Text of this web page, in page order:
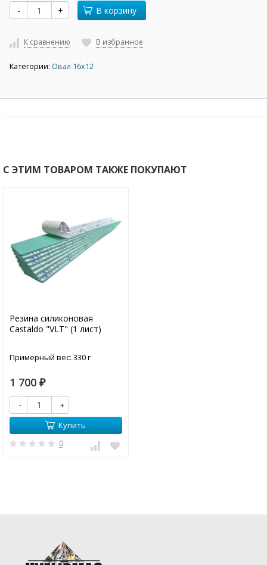
- + В корзину
К сравнению В избранное
Категории: Овал 16х12
С ЭТИМ ТОВАРОМ ТАКЖЕ ПОКУПАЮТ
Резина силиконовая
Castaldo "VLT" (1 лист)
Примерный вес: 330 г
1 700 ₽
-
+
Купить
0